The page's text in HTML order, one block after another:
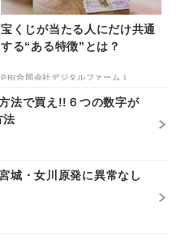
宝くじが当たる人にだけ共通
する“ある特徴”とは？
PR(合同会社デジタルファーム )
法で買え!!６つの数字が
法
城・女川原発に異常なし